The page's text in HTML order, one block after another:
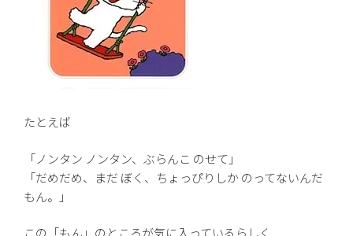
たとえば
「ノンタン ノンタン、ぶらんこ のせて」
「だめだめ、まだ ぼく、ちょっぴりしか のってないんだ
もん。」
この「もん」のところが気に入っているらしく